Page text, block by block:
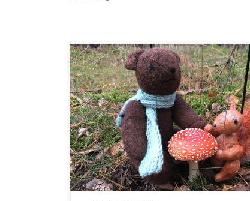
Il Teatrino degli Errori* vi invita in una magica
accompagnare Veverky lo scoiattolo, Medvi
amici nel susseguirsi delle stagioni con i loro
problemi da risolvere. Scopriremo insieme
generosità e la gioia l’amicizia. Il Teatrino degli
piccolo teatro […]